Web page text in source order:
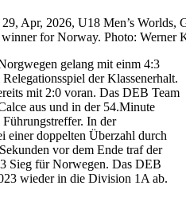
Apr, 2026, U18 Men’s Worlds,
for Norway. Photo: Werner
gelang mit einm 4:3
der Klassenerhalt.
mit 2:0 voran. Das DEB Team
aus und in der 54.Minute
In der
einer doppelten Überzahl durch
vor dem Ende traf der
Sieg für Norwegen. Das DEB
wieder in die Division 1A ab.